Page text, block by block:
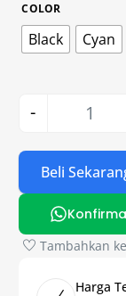
COLOR
Black Cyan
-
Beli
Tambahkan
Harga